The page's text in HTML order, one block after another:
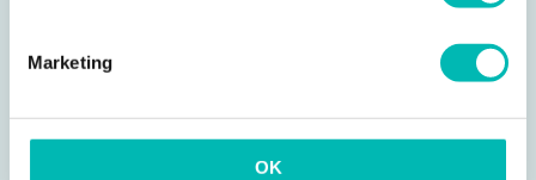
Marketing
OK